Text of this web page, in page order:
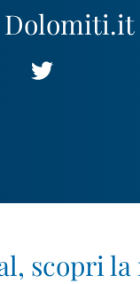
Dolomiti.it
scopri